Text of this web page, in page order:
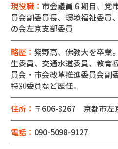
現役職： 市会議員６期目、党
員会副委員長、環境福祉委員
の会左京支部委員
略歴：紫野高、佛教大を卒業
生委員、交通水道委員、教育
員会・市会改革推進委員会副
特別委員など歴任。
住所： 〒606-8267 京都市左
電話： 090-5098-9127